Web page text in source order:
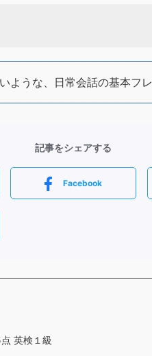
ような、日常会話の基本フ
記事をシェアする
Facebook
英検１級